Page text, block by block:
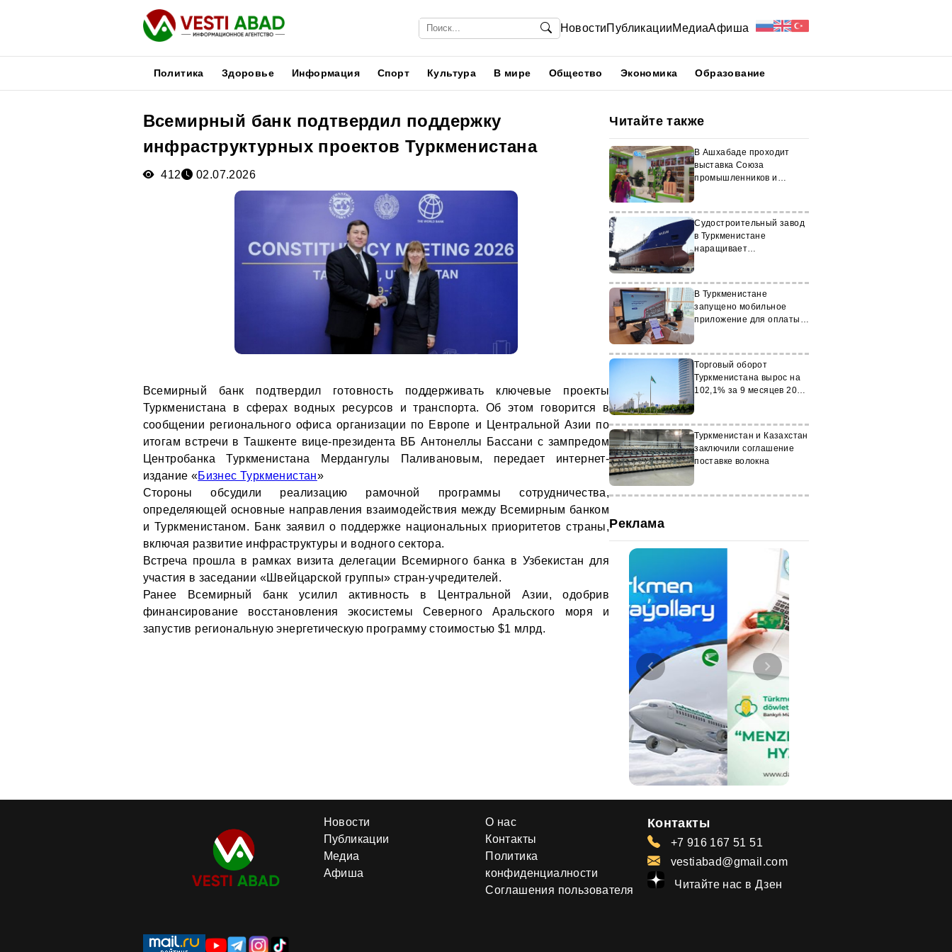
НовостиПубликацииМедиаАфиша
Политика Здоровье Информация Спорт Культура В мире Общество Экономика Образование
Всемирный банк подтвердил поддержку
инфраструктурных проектов Туркменистана
412 02.07.2026
Всемирный банк подтвердил готовность поддерживать ключевые проекты
Туркменистана в сферах водных ресурсов и транспорта. Об этом говорится в
сообщении регионального офиса организации по Европе и Центральной Азии по
итогам встречи в Ташкенте вице-президента ВБ Антонеллы Бассани с зампредом
Центробанка Туркменистана Мердангулы Паливановым, передает интернет-
издание «Бизнес Туркменистан»
Стороны обсудили реализацию рамочной программы сотрудничества,
определяющей основные направления взаимодействия между Всемирным банком
и Туркменистаном. Банк заявил о поддержке национальных приоритетов страны,
включая развитие инфраструктуры и водного сектора.
Встреча прошла в рамках визита делегации Всемирного банка в Узбекистан для
участия в заседании «Швейцарской группы» стран-учредителей.
Ранее Всемирный банк усилил активность в Центральной Азии, одобрив
финансирование восстановления экосистемы Северного Аральского моря и
запустив региональную энергетическую программу стоимостью $1 млрд.
Читайте также
В Ашхабаде проходит
выставка Союза
промышленников и
Судостроительный завод
в Туркменистане
наращивает
В Туркменистане
запущено мобильное
приложение для оплаты
Торговый оборот
Туркменистана вырос на
102,1% за 9 месяцев 2024
Туркменистан и Казахстан
заключили соглашение
поставке волокна
Реклама
Новости
Публикации
Медиа
Афиша
О нас
Контакты
Политика
конфиденциалности
Соглашения пользователя
Контакты
+7 916 167 51 51
vestiabad@gmail.com
Читайте нас в Дзен